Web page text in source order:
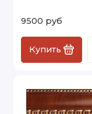
9500 руб
Купить